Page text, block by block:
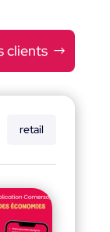
clients
retail